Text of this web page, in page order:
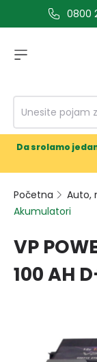
glavni sadržaj
0800
Da srolamo
Početna
Auto,
Akumulatori
VP
100 AH